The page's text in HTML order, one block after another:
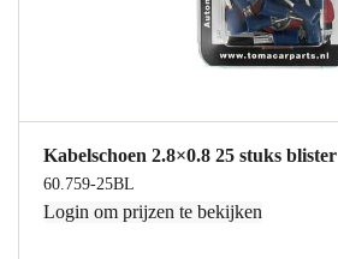
Kabelschoen 2.8×0.8 25 stuks blister
60.759-25BL
Login om prijzen te bekijken